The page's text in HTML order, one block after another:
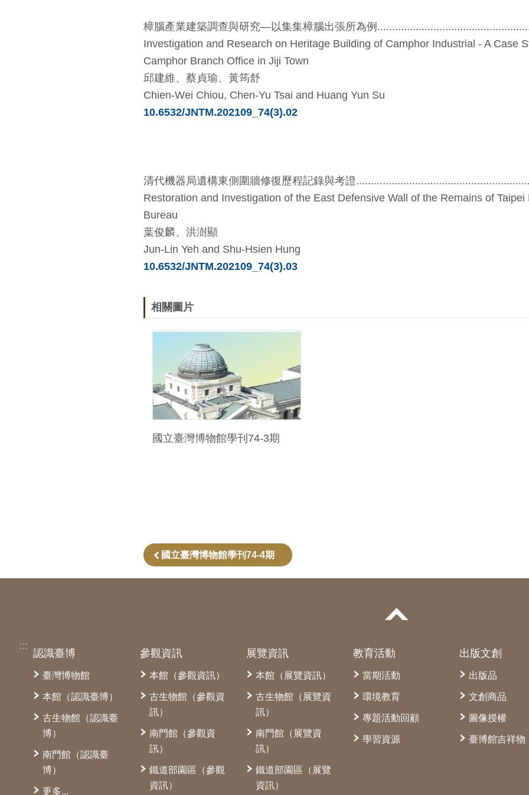
樟腦產業建築調查與研究—以集集樟腦出張所為例
Investigation and Research on Heritage Building of Camphor Industrial - A Case
Camphor Branch Office in Jiji Town
邱建維、蔡貞瑜、黃筠舒
Chien-Wei Chiou, Chen-Yu Tsai and Huang Yun Su
10.6532/JNTM.202109_74(3).02
清代機器局遺構東側圍牆修復歷程記錄與考證
Restoration and Investigation of the East Defensive Wall of the Remains of Taipei
Bureau
葉俊麟、洪澍顯
Jun-Lin Yeh and Shu-Hsien Hung
10.6532/JNTM.202109_74(3).03
相關圖片
國立臺灣博物館學刊74-3期
國立臺灣博物館學刊74-4期
:::
認識臺博
臺灣博物館
本館（認識臺博）
古生物館（認識臺
博）
南門館（認識臺
博）
更多...
參觀資訊
本館（參觀資訊）
古生物館（參觀資
訊）
南門館（參觀資
訊）
鐵道部園區（參觀
資訊）
展覽資訊
本館（展覽資訊）
古生物館（展覽資
訊）
南門館（展覽資
訊）
鐵道部園區（展覽
資訊）
教育活動
當期活動
環境教育
專題活動回顧
學習資源
出版文創
出版品
文創商品
圖像授權
臺博館吉祥物